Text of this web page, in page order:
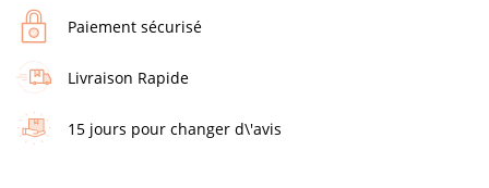
Paiement sécurisé
Livraison Rapide
15 jours pour changer d\'avis